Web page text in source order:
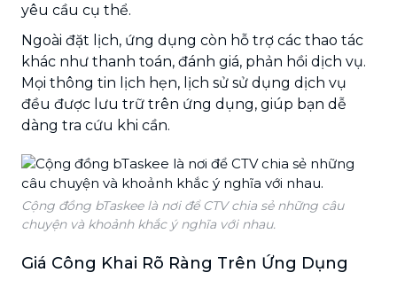
yêu cầu cụ thể.
Ngoài đặt lịch, ứng dụng còn hỗ trợ các thao tác
khác như thanh toán, đánh giá, phản hồi dịch vụ.
Mọi thông tin lịch hẹn, lịch sử sử dụng dịch vụ
đều được lưu trữ trên ứng dụng, giúp bạn dễ
dàng tra cứu khi cần.
Cộng đồng bTaskee là nơi để CTV chia sẻ những câu
chuyện và khoảnh khắc ý nghĩa với nhau.
Giá Công Khai Rõ Ràng Trên Ứng Dụng